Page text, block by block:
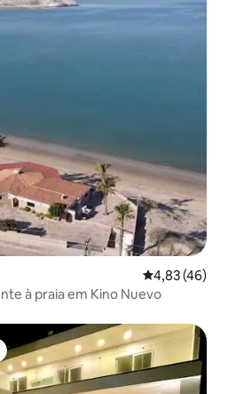
4,83 de uma
4,83 (46)
à praia em Kino Nuevo